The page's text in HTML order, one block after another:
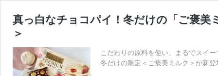
真っ白なチョコパイ！冬だけの「ご褒美
＞
こだわりの原料を使い、まるでスイ
冬だけの限定＜ご褒美ミルク＞が新